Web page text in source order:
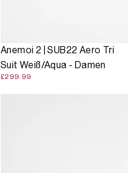
Anemoi 2 | SUB22 Aero Tri
Suit Weiß/Aqua - Damen
£299.99